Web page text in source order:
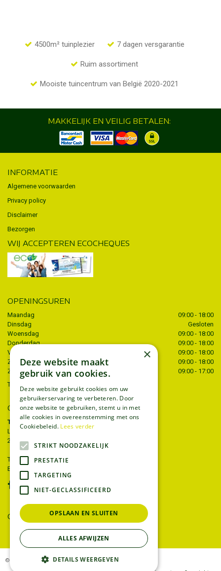
4500m² tuinplezier 7 dagen versgarantie
Ruim assortiment
Mooiste tuincentrum van België 2020-2021
MAKKELIJK EN VEILIG BETALEN:
INFORMATIE
Algemene voorwaarden
Privacy policy
Disclaimer
Bezorgen
WIJ ACCEPTEREN ECOCHEQUES
OPENINGSUREN
Maandag
09:00 - 18:00
Dinsdag
Gesloten
Woensdag
09:00 - 18:00
Donderdag
09:00 - 18:00
Vrijdag
09:00 - 18:00
Zaterdag
09:00 - 18:00
Zondag
09:00 - 17:00
Toon alle openingstijden
CONTACT
Tuincentrum Thiels
Liersesteenweg 68
2221 Heist-op-den-berg
T.
015 22 27 52
E.
GEEF UW MENING
© Tuincentrum Thiels
×
Deze website maakt
gebruik van cookies.
Deze website gebruikt cookies om uw
gebruikerservaring te verbeteren. Door
onze website te gebruiken, stemt u in met
alle cookies in overeenstemming met ons
Cookiebeleid. Lees verder
STRIKT NOODZAKELIJK
PRESTATIE
TARGETING
NIET-GECLASSIFICEERD
OPSLAAN EN SLUITEN
ALLES AFWIJZEN
DETAILS WEERGEVEN